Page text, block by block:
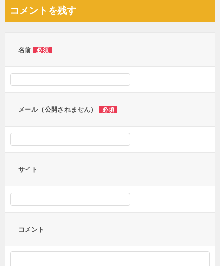
ビ
コメントを残す
名前 必須
メール（公開されません） 必須
サイト
コメント